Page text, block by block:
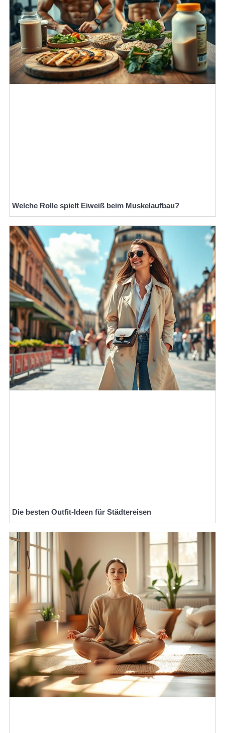
Welche Rolle spielt Eiweiß beim Muskelaufbau?
Die besten Outfit-Ideen für Städtereisen